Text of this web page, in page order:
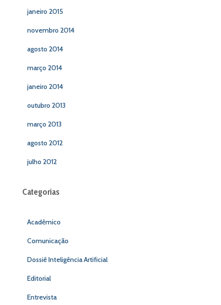
janeiro 2015
novembro 2014
agosto 2014
março 2014
janeiro 2014
outubro 2013
março 2013
agosto 2012
julho 2012
Categorias
Acadêmico
Comunicação
Dossiê Inteligência Artificial
Editorial
Entrevista